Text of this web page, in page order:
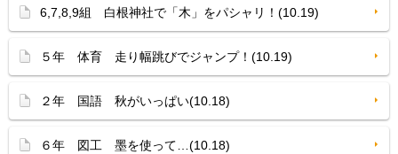
6,7,8,9組 白根神社で「木」をパシャリ！(10.19)
５年 体育 走り幅跳びでジャンプ！(10.19)
２年 国語 秋がいっぱい(10.18)
６年 図工 墨を使って…(10.18)